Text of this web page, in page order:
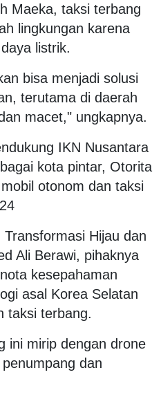
Maeka, taksi terbang
lingkungan karena
listrik.
bisa menjadi solusi
terutama di daerah
macet," ungkapnya.
IKN Nusantara
kota pintar, Otorita
otonom dan taksi
Hijau dan
Ali Berawi, pihaknya
kesepahaman
asal Korea Selatan
taksi terbang.
ini mirip dengan drone
dan